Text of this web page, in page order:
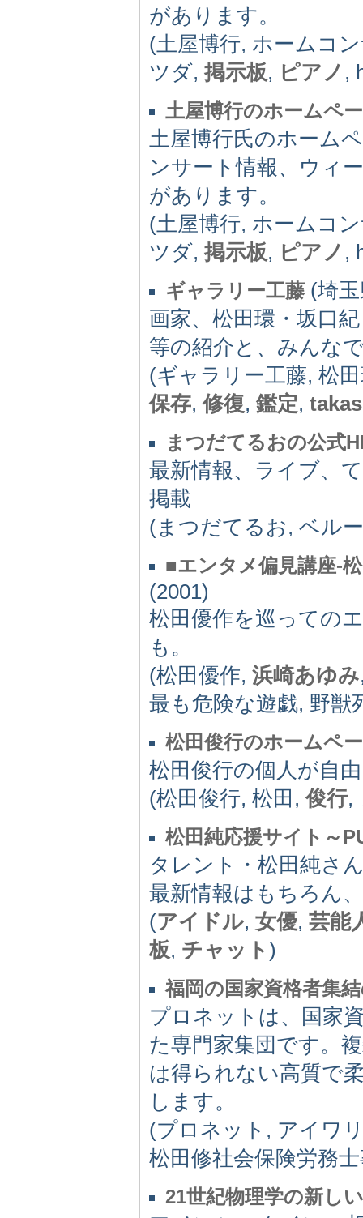
があります。
(土屋博行, ホームコ
ツダ, 掲示板, ピアノ ,
土屋博行のホームペ
土屋博行氏のホーム
ンサート情報、ウィ
があります。
(土屋博行, ホームコ
ツダ, 掲示板, ピアノ ,
ギャラリー工藤(埼玉
画家、松田環・坂口
等の紹介と、みんな
(ギャラリー工藤, 松
保存,修復, 鑑定,
まつだてるおの公式
最新情報、ライブ、
掲載
(まつだてるお, ベル
■エンタメ偏見講座-
(2001)
松田優作を巡っての
も。
(松田優作, 浜崎あゆみ
最も危険な遊戯, 野獣
松田俊行のホームペ
松田俊行の個人が自
(松田俊行, 松田,俊行,
松田純応援サイト～
タレント・松田純さ
最新情報はもちろん
(アイドル, 女優, 芸能
板, チャット )
福岡の国家資格者集
プロネットは、国家
た専門家集団です。
は得られない高質で
します。
(プロネット, アイワ
松田修社会保険労務
21世紀物理学の新し